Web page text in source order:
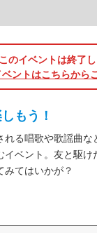
のイベントは終了し
ントはこちらから
もう！
れる唱歌や歌謡曲
ベント。友と駆
みてはいかが？